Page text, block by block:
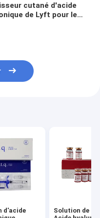
cutané d'acide
de Lyft pour les
d'acide
Solution de